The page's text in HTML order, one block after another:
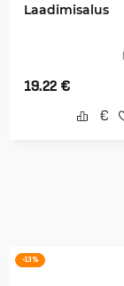
Laadimisalus
19.22 €
-13 %